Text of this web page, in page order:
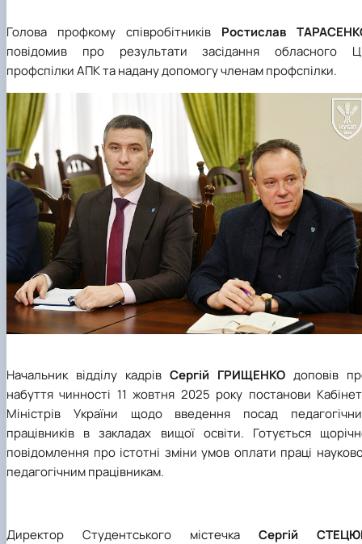
Голова профкому співробітників Ростислав
повідомив про результати засідання обласного
профспілки АПК та надану допомогу членам профспілки.
Начальник відділу кадрів Сергій ГРИЩЕНКО доповів
набуття чинності 11 жовтня 2025 року постанови
Міністрів України щодо введення посад
працівників в закладах вищої освіти. Готується
повідомлення про істотні зміни умов оплати праці
педагогічним працівникам.
Директор Студентського містечка Сергій